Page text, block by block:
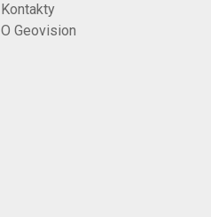
Kontakty
O Geovision